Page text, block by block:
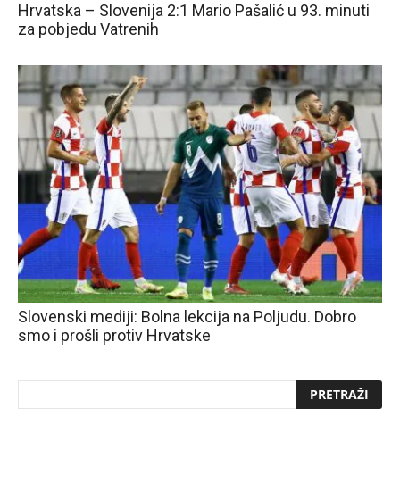
Hrvatska – Slovenija 2:1 Mario Pašalić u 93. minuti
za pobjedu Vatrenih
Slovenski mediji: Bolna lekcija na Poljudu. Dobro
smo i prošli protiv Hrvatske